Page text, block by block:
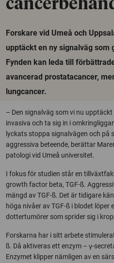
Forskare vid Umeå och
upptäckt en ny signalväg som
Fynden kan leda till
avancerad prostatacancer,
lungcancer.
– Den signalväg som vi nu
invasiva och ta sig in i
lyckats stoppa signalvägen och
aggressiva beteende, berättar
patologi vid Umeå universitet.
I fokus för studien står en
growth factor beta, TGF-ß.
mängd av TGF-ß. Det är tidigare
höga nivåer av TGF-ß i blodet löper
dottertumörer som sprider sig i
Forskarna har i sitt arbete
ß. Då aktiveras ett enzym – γ-
Enzymet klipper nämligen av en